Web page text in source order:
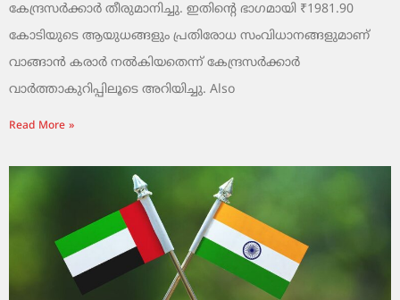
കേന്ദ്രസർക്കാർ തീരുമാനിച്ചു. ഇതിന്റെ ഭാഗമായി ₹1981.90
കോടിയുടെ ആയുധങ്ങളും പ്രതിരോധ സംവിധാനങ്ങളുമാണ്
വാങ്ങാൻ കരാർ നൽകിയതെന്ന് കേന്ദ്രസർക്കാർ
വാർത്താകുറിപ്പിലൂടെ അറിയിച്ചു. Also
Read More »